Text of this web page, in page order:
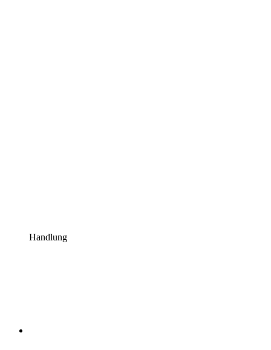
Handlung